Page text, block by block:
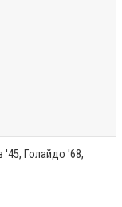
'45, Голайдо '68,